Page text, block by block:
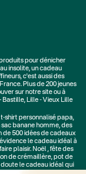
pour dénicher
insolite, uncadeau
c'est aussi des
Plus de200 jeunes
sur notre site ou à
Bastille, Lille - Vieux Lille
t-shirt personnalisé papa,
sac banane homme, des
de500 idées de cadeaux
le cadeau idéal à
plaisir. Noël,fête des
de crémaillère, pot de
doute le cadeau idéal qui